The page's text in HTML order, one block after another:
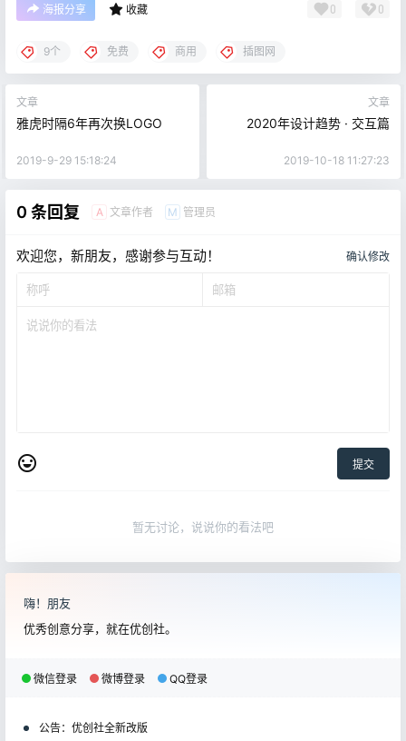
海报分享 收藏 0 0
9个 免费 商用 插图网
文章
雅虎时隔6年再次换LOGO
2019-9-29 15:18:24
文章
2020年设计趋势 · 交互篇
2019-10-18 11:27:23
0 条回复 A 文章作者 M 管理员
欢迎您，新朋友，感谢参与互动！ 确认修改
提交
暂无讨论，说说你的看法吧
嗨！朋友
优秀创意分享，就在优创社。
微信登录 微博登录 QQ登录
公告： 优创社全新改版